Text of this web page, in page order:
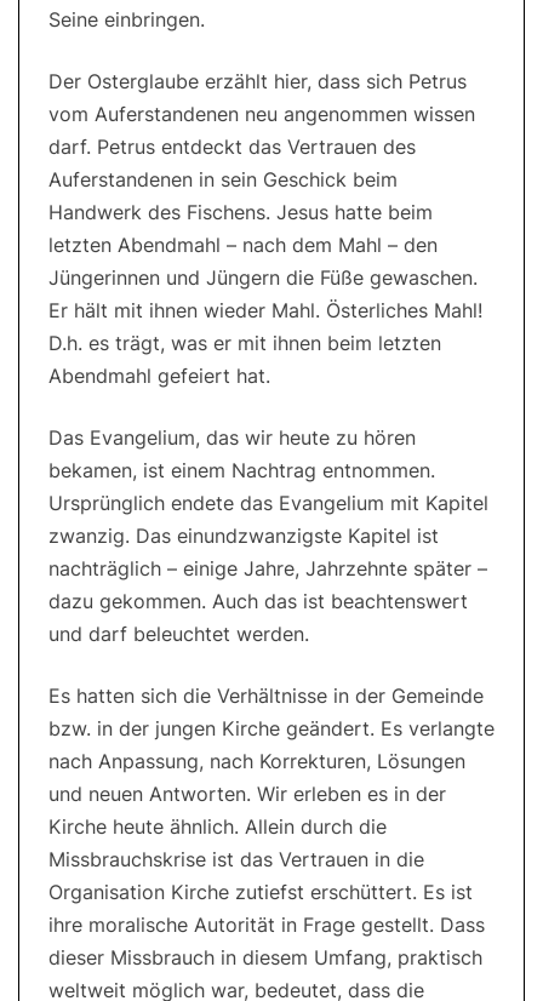
Seine einbringen.
Der Osterglaube erzählt hier, dass sich Petrus
vom Auferstandenen neu angenommen wissen
darf. Petrus entdeckt das Vertrauen des
Auferstandenen in sein Geschick beim
Handwerk des Fischens. Jesus hatte beim
letzten Abendmahl – nach dem Mahl – den
Jüngerinnen und Jüngern die Füße gewaschen.
Er hält mit ihnen wieder Mahl. Österliches Mahl!
D.h. es trägt, was er mit ihnen beim letzten
Abendmahl gefeiert hat.
Das Evangelium, das wir heute zu hören
bekamen, ist einem Nachtrag entnommen.
Ursprünglich endete das Evangelium mit Kapitel
zwanzig. Das einundzwanzigste Kapitel ist
nachträglich – einige Jahre, Jahrzehnte später –
dazu gekommen. Auch das ist beachtenswert
und darf beleuchtet werden.
Es hatten sich die Verhältnisse in der Gemeinde
bzw. in der jungen Kirche geändert. Es verlangte
nach Anpassung, nach Korrekturen, Lösungen
und neuen Antworten. Wir erleben es in der
Kirche heute ähnlich. Allein durch die
Missbrauchskrise ist das Vertrauen in die
Organisation Kirche zutiefst erschüttert. Es ist
ihre moralische Autorität in Frage gestellt. Dass
dieser Missbrauch in diesem Umfang, praktisch
weltweit möglich war, bedeutet, dass die